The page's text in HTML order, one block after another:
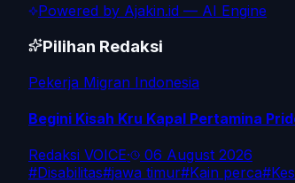
Powered by Ajakin.id — AI Engine
Pilihan Redaksi
Pekerja Migran Indonesia
Begini Kisah Kru Kapal Pertamina
Redaksi VOICE·
06 August 2026
#Disabilitas#jawa timur#Kain perca#